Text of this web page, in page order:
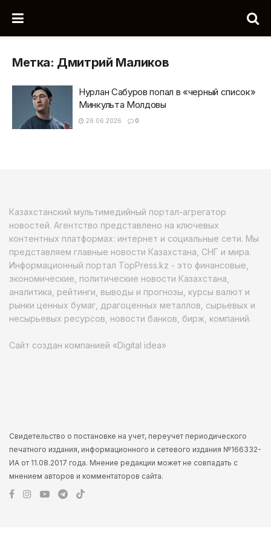
Метка: Дмитрий Маликов
Нурлан Сабуров попал в «черный список»
Минкульта Молдовы
26.06.2026 0
Казахстанский мультимедийный портал-агрегатор
новостей. Агентство представлено на ключевых
контентных платформах: интернет и социальные сети. Мы
представляем главные новости Казахстана, СНГ и мира.
Информационный портал TopPress.kz - это финансовые,
экономические, политические новости Казахстана,
аналитика, рейтинги, выводы и прогнозы, курсы валют и
рынки ценных бумаг, драгоценных металлов, сырьевых и
несырьевых ресурсов, новости банков, бирж, компаний.
Сайт создан компанией «Digital idea»
Свидетельство о постановке на учет, переучет периодического
печатного издания, информационного и сетевого издания №166332-
ИА от 11.08.2017 года. Мнение редакции может не совпадать с
мнением авторов и комментаторов сайта.